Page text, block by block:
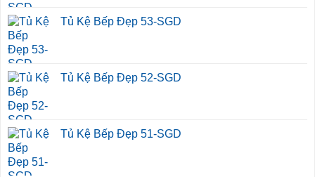
Tủ Kệ Bếp Đẹp 53-SGD
Tủ Kệ Bếp Đẹp 52-SGD
Tủ Kệ Bếp Đẹp 51-SGD